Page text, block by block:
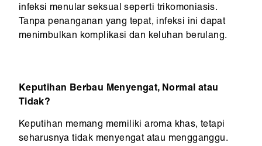
infeksi menular seksual seperti trikomoniasis.
Tanpa penanganan yang tepat, infeksi ini dapat
menimbulkan komplikasi dan keluhan berulang.
Keputihan Berbau Menyengat, Normal atau
Tidak?
Keputihan memang memiliki aroma khas, tetapi
seharusnya tidak menyengat atau mengganggu.